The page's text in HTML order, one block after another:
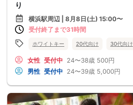
り
横浜駅周辺 | 8月8日(土) 15:00〜
受付終了まで31時間
ホワイトキー 20代向け 30代向け
女性 受付中 24〜38歳 500円
男性 受付中 24〜39歳 5,000円